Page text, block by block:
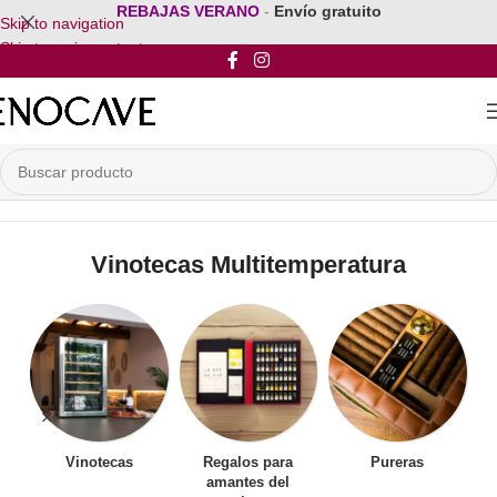
Skip to navigation
Skip to main content
REBAJAS VERANO - Envío gratuito
Inicio/Vinotecas Multitemperatura
Vinotecas Multitemperatura
Vinotecas
Regalos para
amantes del
Pureras